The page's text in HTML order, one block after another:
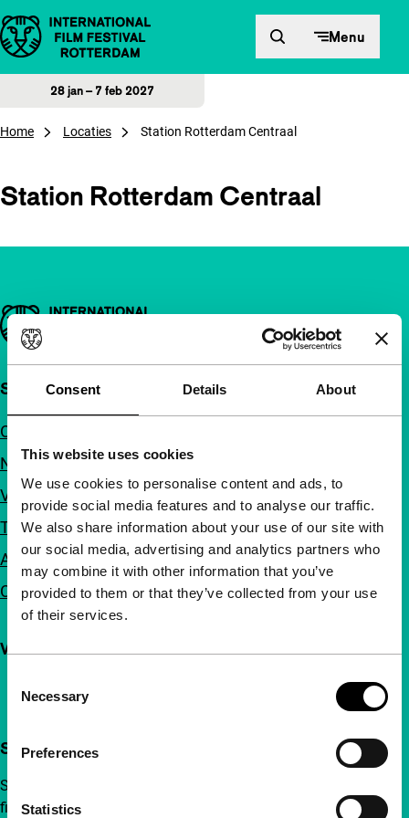
Consent Details About
This website uses cookies
We use cookies to personalise content and ads, to
provide social media features and to analyse our traffic.
We also share information about your use of our site with
our social media, advertising and analytics partners who
may combine it with other information that you’ve
provided to them or that they’ve collected from your use
of their services.
Selection
Necessary
Preferences
Statistics
Direct naar inhoud Menu
28 jan – 7 feb 2027
Home Locaties Station Rotterdam Centraal
Station Rotterdam Centraal
Belangrijke links
Snel naar
Over ons
Nieuwsbrieven
Veelgestelde vragen
Toegankelijkheid
Adverteren
Contact
Volg IFFR
Steun IFFR al vanaf €4 per maand
Sluit je aan bij een groep nieuwsgierige en verbonden
filmliefhebbers. Maak onafhankelijke film, nieuwe